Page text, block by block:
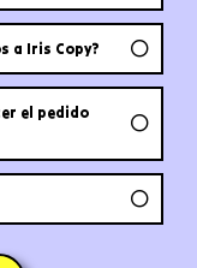
a Iris Copy?
el pedido